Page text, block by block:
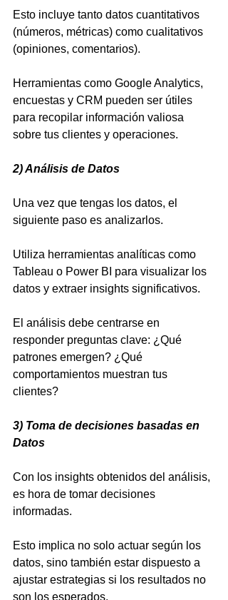
Esto incluye tanto datos cuantitativos
(números, métricas) como cualitativos
(opiniones, comentarios).
Herramientas como Google Analytics,
encuestas y CRM pueden ser útiles
para recopilar información valiosa
sobre tus clientes y operaciones.
2) Análisis de Datos
Una vez que tengas los datos, el
siguiente paso es analizarlos.
Utiliza herramientas analíticas como
Tableau o Power BI para visualizar los
datos y extraer insights significativos.
El análisis debe centrarse en
responder preguntas clave: ¿Qué
patrones emergen? ¿Qué
comportamientos muestran tus
clientes?
3) Toma de decisiones basadas en
Datos
Con los insights obtenidos del análisis,
es hora de tomar decisiones
informadas.
Esto implica no solo actuar según los
datos, sino también estar dispuesto a
ajustar estrategias si los resultados no
son los esperados.